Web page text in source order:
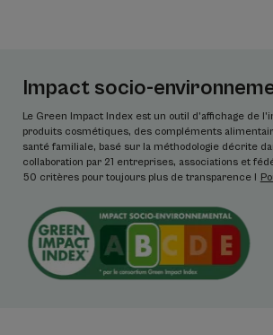
• NETTOIE : base lavante aux tensio-actifs
fragiles tout en neutralisant l’eau calcaire.
• NOURRIT : l'agent surgras présent prend
pour la journée.
• PROTÈGE : son agent émollient
Texture
Impact socio-
Le Green Impact Index est un outil d’affichage de
produits cosmétiques, des compléments
santé familiale, basé sur la méthodologie décrite
collaboration par 21 entreprises, associations et
50 critères pour toujours plus de transparence !